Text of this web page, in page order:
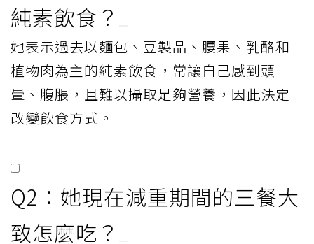
純素飲食？
她表示過去以麵包、豆製品、腰果、乳酪和
植物肉為主的純素飲食，常讓自己感到頭
暈、腹脹，且難以攝取足夠營養，因此決定
改變飲食方式。
Q2：她現在減重期間的三餐大
致怎麼吃？